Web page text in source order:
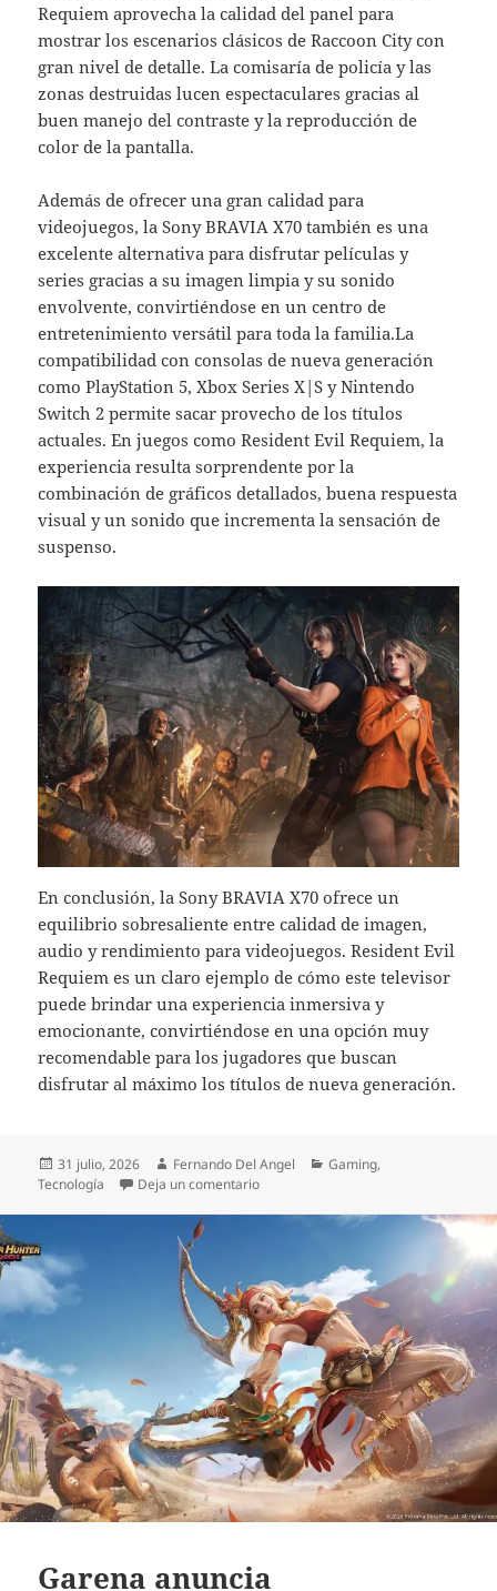
Requiem aprovecha la calidad del panel para
mostrar los escenarios clásicos de Raccoon City con
gran nivel de detalle. La comisaría de policía y las
zonas destruidas lucen espectaculares gracias al
buen manejo del contraste y la reproducción de
color de la pantalla.
Además de ofrecer una gran calidad para
videojuegos, la Sony BRAVIA X70 también es una
excelente alternativa para disfrutar películas y
series gracias a su imagen limpia y su sonido
envolvente, convirtiéndose en un centro de
entretenimiento versátil para toda la familia.La
compatibilidad con consolas de nueva generación
como PlayStation 5, Xbox Series X|S y Nintendo
Switch 2 permite sacar provecho de los títulos
actuales. En juegos como Resident Evil Requiem, la
experiencia resulta sorprendente por la
combinación de gráficos detallados, buena respuesta
visual y un sonido que incrementa la sensación de
suspenso.
En conclusión, la Sony BRAVIA X70 ofrece un
equilibrio sobresaliente entre calidad de imagen,
audio y rendimiento para videojuegos. Resident Evil
Requiem es un claro ejemplo de cómo este televisor
puede brindar una experiencia inmersiva y
emocionante, convirtiéndose en una opción muy
recomendable para los jugadores que buscan
disfrutar al máximo los títulos de nueva generación.
Publicado
el
31 julio, 2026 Autor
Fernando Del Angel Categorías
Gaming,
Tecnología
Deja un comentarioen Reseña: Sony BRAVIA X70, una
Garena anuncia